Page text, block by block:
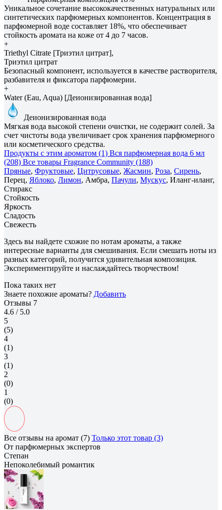
Уникальное сочетание высококачественных натуральных или
синтетических парфюмерных компонентов. Концентрация в
парфюмерной воде составляет 18%, что обеспечивает
стойкость аромата на коже от 4 до 7 часов.
+
Triethyl Citrate [Триэтил цитрат],
Триэтил цитрат
Безопасный компонент, используется в качестве растворителя,
разбавителя и фиксатора парфюмерии.
+
Water (Eau, Aqua) [Деионизированная вода]
Деионизированная вода
Мягкая вода высокой степени очистки, не содержит солей. За
счет чистоты вода увеличивает срок хранения парфюмерного
или косметического средства.
Продукты с этим ароматом (1) Вся парфюмерная вода 6 мл
(208) Все товары Fragrance Community (188)
Пряные, Фруктовые, Цитрусовые, Жасмин, Роза, Сирень,
Перец, Яблоко, Лимон, Амбра, Пачули, Мускус, Иланг-иланг,
Стиракс
Стойкость
Яркость
Сладость
Свежесть
Здесь вы найдете схожие по нотам ароматы, а также
интересные варианты для смешивания. Если смешать ноты из
разных категорий, получится удивительная композиция.
Экспериментируйте и наслаждайтесь творчеством!
Пока таких нет
Знаете похожие ароматы? Добавить
Отзывы 7
4.6 / 5.0
5
(5)
4
(1)
3
(1)
2
(0)
1
(0)
Все отзывы на аромат (7) Только этот товар (3)
От парфюмерных экспертов
Степан
Непоколебимый романтик